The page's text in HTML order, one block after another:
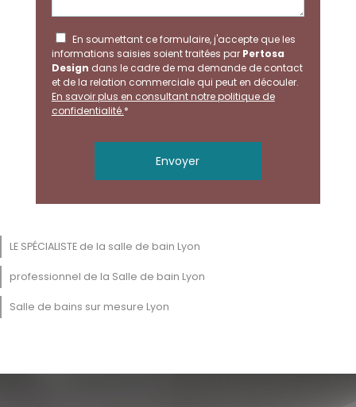
En soumettant ce formulaire, j'accepte que les
informations saisies soient traitées par Pertosa
Design dans le cadre de ma demande de contact
et de la relation commerciale qui peut en découler.
En savoir plus en consultant notre politique de
confidentialité.*
LE SPÉCIALISTE de la salle de bain Lyon
professionnel de la Salle de bain Lyon
Salle de bains sur mesure Lyon